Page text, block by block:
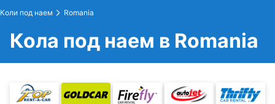
Коли под наем Romania
Кола под наем в Romania